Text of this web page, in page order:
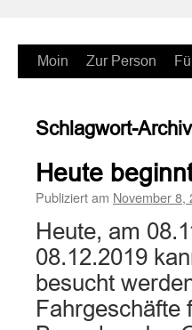
Zum
springen
Moin Zur Person
Schlagwort-
Heute
Publiziert am November 8,
Heute, am
08.12.2019
besucht
Fahrgeschäfte